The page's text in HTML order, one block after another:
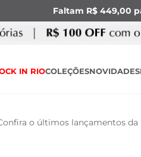
Faltam R$ 449,00
IN RIOCOLEÇÕESNOVIDADES
o últimos lançamentos